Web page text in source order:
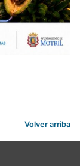
Volver arriba